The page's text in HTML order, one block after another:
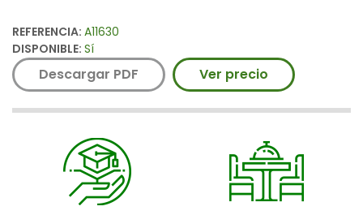
REFERENCIA: A11630
DISPONIBLE: Sí
Descargar PDF Ver precio